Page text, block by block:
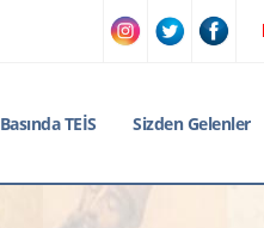
Basında TEİS Sizden Gelenler